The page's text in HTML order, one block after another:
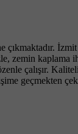
zemin
çalışır.
geçmekten